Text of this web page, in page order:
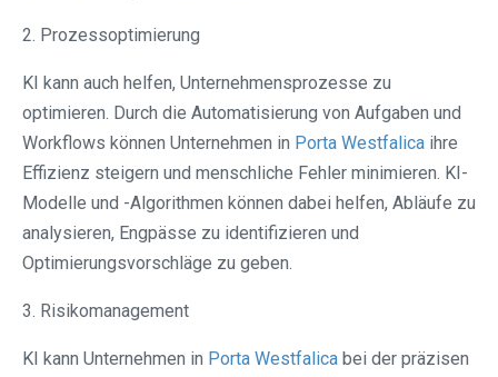
2. Prozessoptimierung
KI kann auch helfen, Unternehmensprozesse zu
optimieren. Durch die Automatisierung von Aufgaben und
Workflows können Unternehmen in Porta Westfalica⁠ ihre
Effizienz steigern und menschliche Fehler minimieren. KI-
Modelle und -Algorithmen können dabei helfen, Abläufe zu
analysieren, Engpässe zu identifizieren und
Optimierungsvorschläge zu geben.
3. Risikomanagement
KI kann Unternehmen in Porta Westfalica⁠ bei der präzisen